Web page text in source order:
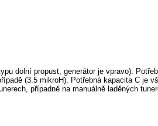
dolní propust, generátor je vpravo).
(3.5 mikroH). Potřebná kapacita C je
případně na manuálně laděných